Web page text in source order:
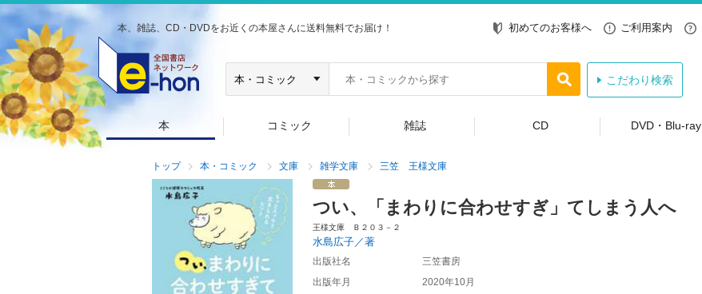
本、雑誌、CD・DVDをお近くの本屋さんに送料無料でお届け！ 初めてのお客様へ ご利用案内
こだわり検索
本 コミック 雑誌 CD DVD・Blu-ray
トップ 本・コミック 文庫 雑学文庫 三笠 王様文庫
つい、「まわりに合わせすぎ」てしまう人へ
王様文庫 Ｂ２０３－２
水島広子／著
出版社名
三笠書房
出版年月
2020年10月